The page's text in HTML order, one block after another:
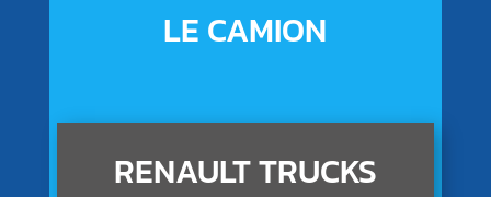
LE CAMION
RENAULT TRUCKS